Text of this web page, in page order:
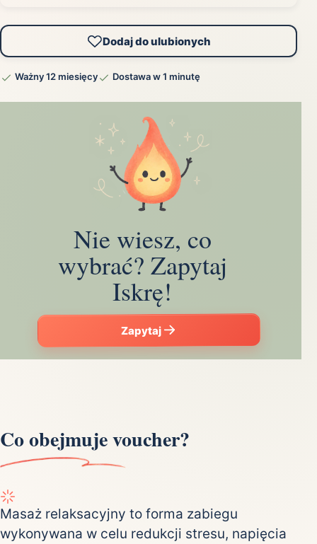
Dodaj do ulubionych
Ważny 12 miesięcy Dostawa w 1 minutę
Nie wiesz, co
wybrać? Zapytaj
Iskrę!
Zapytaj
Co obejmuje voucher?
Masaż relaksacyjny to forma zabiegu
wykonywana w celu redukcji stresu, napięcia